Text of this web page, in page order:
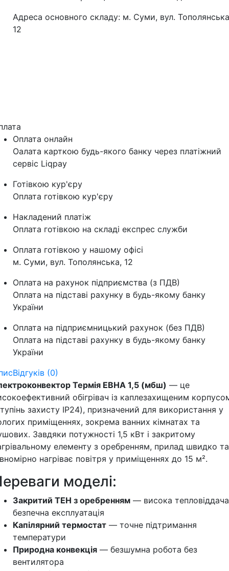
Адреса основного складу: м. Суми, вул.
12
Оплата онлайн
Оалата карткою будь-якого банку через платіжний
сервіс Liqpay
Готівкою кур'єру
Оплата готівкою кур'єру
Накладений платіж
Оплата готівкою на складі експрес служби
Оплата готівкою у нашому офісі
м. Суми, вул. Тополянська, 12
Оплата на рахунок підприємства (з ПДВ)
Оплата на підставі рахунку в будь-якому банку
України
Оплата на підприємницький рахунок (без ПДВ)
Оплата на підставі рахунку в будь-якому банку
України
Відгуків (0)
Термія ЕВНА 1,5 (мбш) — це
обігрівач із каплезахищеним
захисту IP24), призначений для використання у
приміщеннях, зокрема ванних кімнатах та
Завдяки потужності 1,5 кВт і закритому
елементу з оребренням, прилад швидко та
нагріває повітря у приміщеннях до 15 м².
моделі:
Закритий ТЕН з оребренням — висока
безпечна експлуатація
Капілярний термостат — точне підтримання
температури
Природна конвекція — безшумна робота без
вентилятора